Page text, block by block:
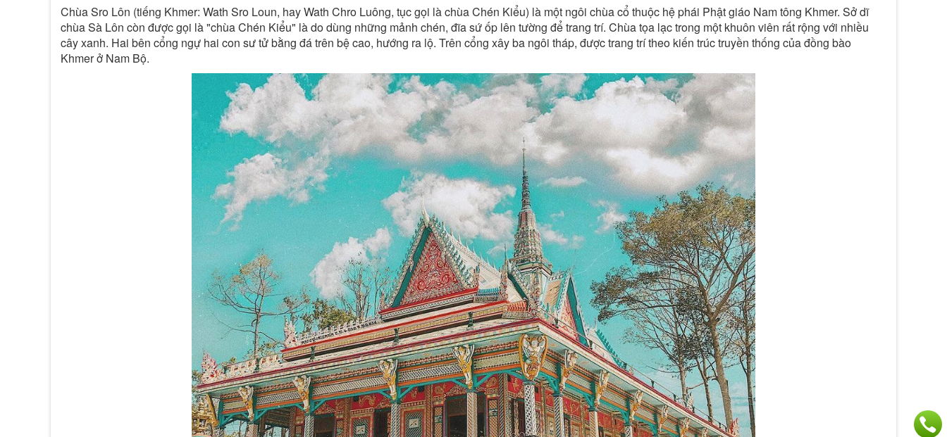
Chùa Sro Lôn (tiếng Khmer: Wath Sro Loun, hay Wath Chro Luông, tục gọi là chùa Chén Kiểu) là một ngôi chùa cổ thuộc hệ phái Phật giáo Nam tông Khmer. Sở dĩ
chùa Sà Lôn còn được gọi là "chùa Chén Kiểu" là do dùng những mảnh chén, đĩa sứ ốp lên tường để trang trí. Chùa tọa lạc trong một khuôn viên rất rộng với nhiều
cây xanh. Hai bên cổng ngự hai con sư tử bằng đá trên bệ cao, hướng ra lộ. Trên cổng xây ba ngôi tháp, được trang trí theo kiến trúc truyền thống của đồng bào
Khmer ở Nam Bộ.